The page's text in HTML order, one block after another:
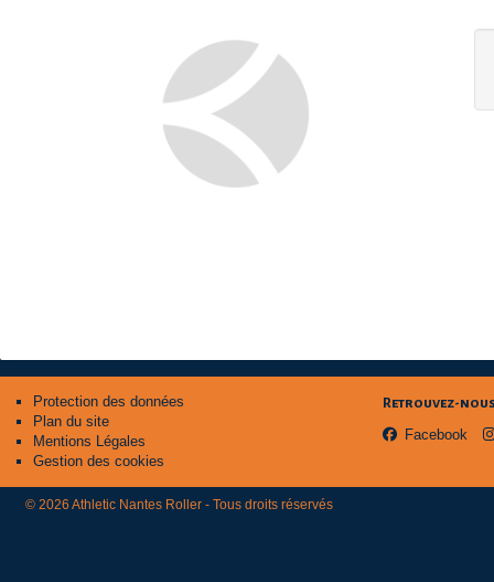
Protection des données
Plan du site
Mentions Légales
Gestion des cookies
Retrouvez-
Facebook
© 2026 Athletic Nantes Roller - Tous droits réservés